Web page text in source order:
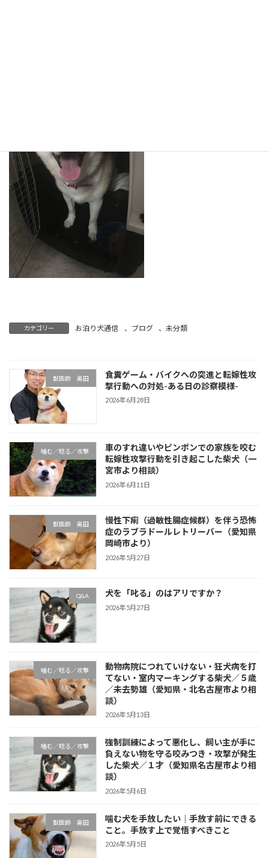
カテゴリー お泊り犬通信 、 ブログ 、未分類
獣医師 奥田
食糞ゲーム・バイクへの突進と転嫁性攻
撃行動への対処-ある日の診察模様-
2026年6月28日
噛む／唸る／攻撃
車のすれ違いやピンポンでの家族を咬む
転嫁性攻撃行動を引き起こした柴犬（一
宮市より相談）
2026年6月11日
獣医師 奥田
慢性下痢（過敏性腸症候群）を伴う恐怖
症のラブラドールレトリーバー（愛知県
岡崎市より）
2026年5月27日
Q&A 犬を「叱る」のはアリですか？
2026年5月27日
噛む／唸る／攻撃
動物病院につれていけない・狂犬病を打
てない・室内マーキングする柴犬／５歳
／未去勢雄（愛知県・北名古屋市より相
談）
2026年5月13日
噛む／唸る／攻撃
強制訓練によって悪化し、飼い主が手に
負えない物を守る咬みつき・攻撃が発生
した柴犬／１才（愛知県名古屋市より相
談）
2026年5月6日
獣医師 奥田
噛む犬を手放したい｜手放す前にできる
こと。手放す上で覚悟すべきこと
2026年5月5日